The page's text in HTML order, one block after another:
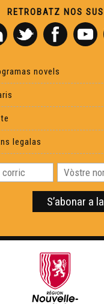
RETROBATZ NOS SUS
novels
legalas